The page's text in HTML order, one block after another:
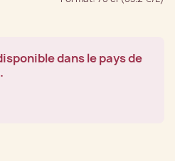
dans le pays de